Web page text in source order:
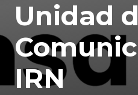
Unidad
IRN